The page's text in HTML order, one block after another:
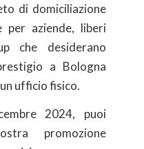
di domiciliazione
per aziende, liberi
che desiderano
a Bologna
ufficio fisico.
2024, puoi
promozione